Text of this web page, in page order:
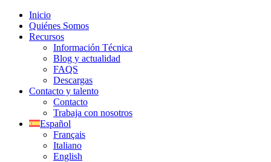
Inicio
Quiénes Somos
Recursos
Información Técnica
Blog y actualidad
FAQS
Descargas
Contacto y talento
Contacto
Trabaja con nosotros
Español
Français
Italiano
English